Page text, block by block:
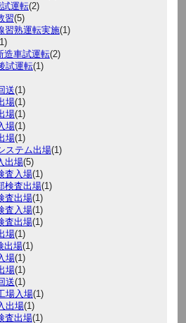
運転(2)
習(5)
習熟運転実施(1)
造車試運転(2)
試運転(1)
送(1)
場(1)
場(1)
場(1)
場(1)
ステム出場(1)
出場(5)
査入場(1)
検査出場(1)
査出場(1)
査入場(1)
査出場(1)
場(1)
出場(1)
場(1)
場(1)
送(1)
場入場(1)
出場(1)
査出場(1)